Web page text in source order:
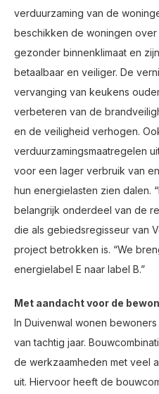
verduurzaming van de
beschikken de woningen
gezonder binnenklimaat en
betaalbaar en veiliger. De
vervanging van keukens
verbeteren van de
en de veiligheid verhogen.
verduurzamingsmaatregelen
voor een lager verbruik van
hun energielasten zien dalen.
belangrijk onderdeel van de
die als gebiedsregisseur van
project betrokken is. “We
energielabel E naar label B.”
Met aandacht voor de
In Duivenwal wonen
van tachtig jaar.
de werkzaamheden met veel
uit. Hiervoor heeft de